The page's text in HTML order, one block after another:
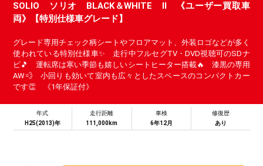
SOLIO ソリオ BLACK＆WHITE Ⅱ 《ユーザー買取車
両》【特別仕様車グレード】
グレード専用チェック柄シートやフロアマット、外装ロゴなどが多く
使われている特別仕様車✨ 走行中フルセグTV・DVD視聴可のSDナ
ビ🎵 運転席は寒い季節も嬉しいシートヒーター搭載🔥 漆黒の専用
AW💨 小回りも効いて室内も広々としたスペースのコンパクトカー
です👏 《1年保証付》
年式
H25(2013)年
走行距離
111,000km
車検
6年12月
修復歴
あり